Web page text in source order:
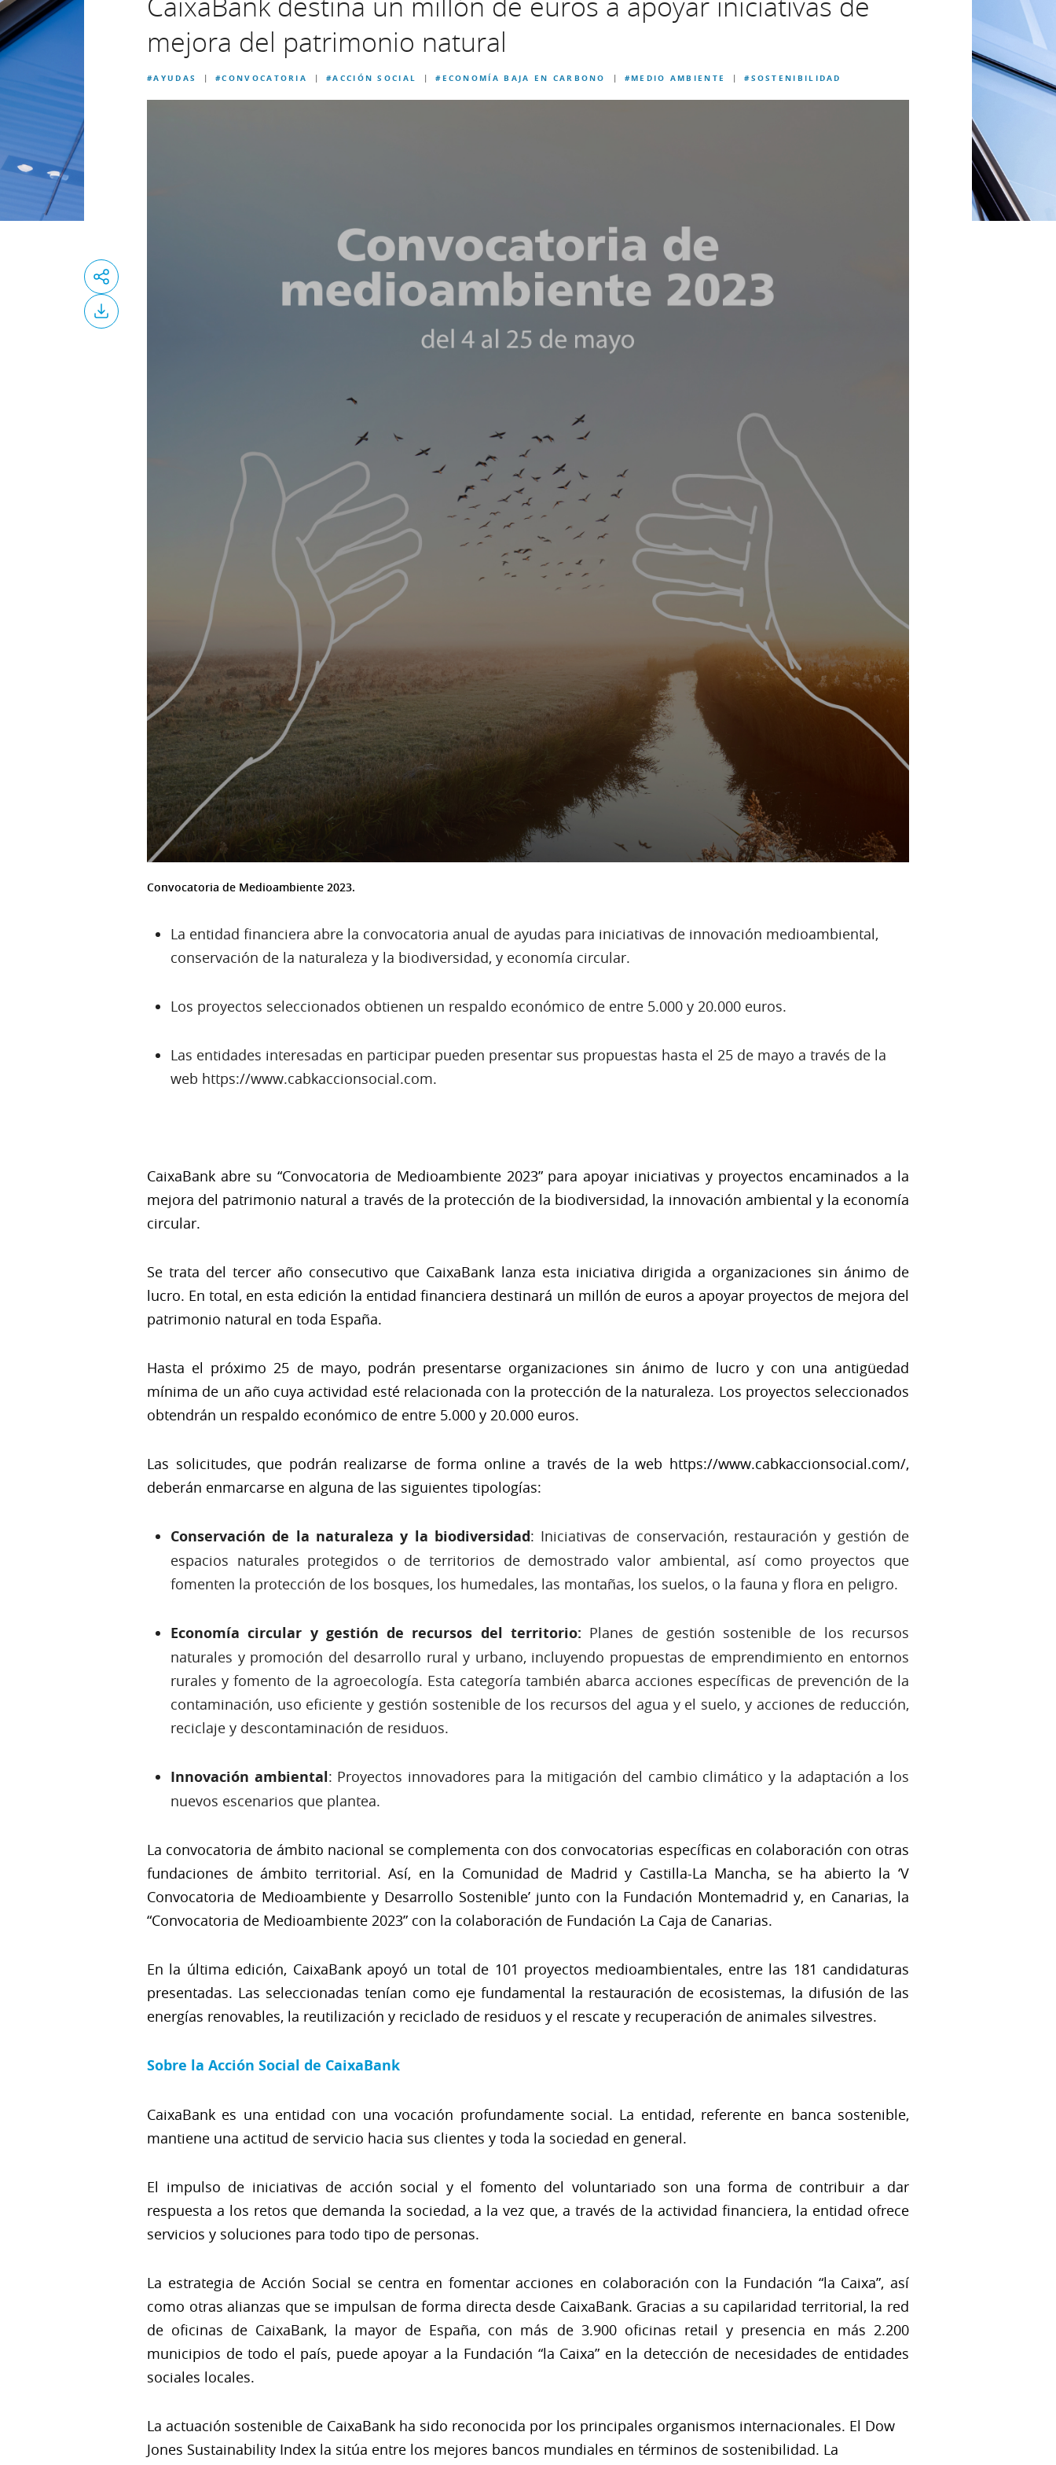
mejora del patrimonio natural
#AYUDAS |#CONVOCATORIA |#ACCIÓN SOCIAL |#ECONOMÍA BAJA EN CARBONO #MEDIO AMBIENTE |#SOSTENIBILIDAD
Convocatoria de Medioambiente 2023.
La entidad financiera abre la convocatoria anual de ayudas para iniciativas de innovación medioambiental,
conservación de la naturaleza y la biodiversidad, y economía circular.
Los proyectos seleccionados obtienen un respaldo económico de entre 5.000 y 20.000 euros.
Las entidades interesadas en participar pueden presentar sus propuestas hasta el 25 de mayo a través de la
web https://www.cabkaccionsocial.com.
CaixaBank abre su “Convocatoria de Medioambiente 2023” para apoyar iniciativas y proyectos encaminados a la
mejora del patrimonio natural a través de la protección de la biodiversidad, la innovación ambiental y la economía
circular.
Se trata del tercer año consecutivo que CaixaBank lanza esta iniciativa dirigida a organizaciones sin ánimo de
lucro. En total, en esta edición la entidad financiera destinará un millón de euros a apoyar proyectos de mejora del
patrimonio natural en toda España.
Hasta el próximo 25 de mayo, podrán presentarse organizaciones sin ánimo de lucro y con una antigüedad
mínima de un año cuya actividad esté relacionada con la protección de la naturaleza. Los proyectos seleccionados
obtendrán un respaldo económico de entre 5.000 y 20.000 euros.
Las solicitudes, que podrán realizarse de forma online a través de la web https://www.cabkaccionsocial.com/,
deberán enmarcarse en alguna de las siguientes tipologías:
Conservación de la naturaleza y la biodiversidad: Iniciativas de conservación, restauración y gestión de
espacios naturales protegidos o de territorios de demostrado valor ambiental, así como proyectos que
fomenten la protección de los bosques, los humedales, las montañas, los suelos, o la fauna y flora en peligro.
Economía circular y gestión de recursos del territorio: Planes de gestión sostenible de los recursos
naturales y promoción del desarrollo rural y urbano, incluyendo propuestas de emprendimiento en entornos
rurales y fomento de la agroecología. Esta categoría también abarca acciones específicas de prevención de la
contaminación, uso eficiente y gestión sostenible de los recursos del agua y el suelo, y acciones de reducción,
reciclaje y descontaminación de residuos.
Innovación ambiental: Proyectos innovadores para la mitigación del cambio climático y la adaptación a los
nuevos escenarios que plantea.
La convocatoria de ámbito nacional se complementa con dos convocatorias específicas en colaboración con otras
fundaciones de ámbito territorial. Así, en la Comunidad de Madrid y Castilla-La Mancha, se ha abierto la ‘V
Convocatoria de Medioambiente y Desarrollo Sostenible’ junto con la Fundación Montemadrid y, en Canarias, la
“Convocatoria de Medioambiente 2023” con la colaboración de Fundación La Caja de Canarias.
En la última edición, CaixaBank apoyó un total de 101 proyectos medioambientales, entre las 181 candidaturas
presentadas. Las seleccionadas tenían como eje fundamental la restauración de ecosistemas, la difusión de las
energías renovables, la reutilización y reciclado de residuos y el rescate y recuperación de animales silvestres.
Sobre la Acción Social de CaixaBank
CaixaBank es una entidad con una vocación profundamente social. La entidad, referente en banca sostenible,
mantiene una actitud de servicio hacia sus clientes y toda la sociedad en general.
El impulso de iniciativas de acción social y el fomento del voluntariado son una forma de contribuir a dar
respuesta a los retos que demanda la sociedad, a la vez que, a través de la actividad financiera, la entidad ofrece
servicios y soluciones para todo tipo de personas.
La estrategia de Acción Social se centra en fomentar acciones en colaboración con la Fundación “la Caixa”, así
como otras alianzas que se impulsan de forma directa desde CaixaBank. Gracias a su capilaridad territorial, la red
de oficinas de CaixaBank, la mayor de España, con más de 3.900 oficinas retail y presencia en más 2.200
municipios de todo el país, puede apoyar a la Fundación “la Caixa” en la detección de necesidades de entidades
sociales locales.
La actuación sostenible de CaixaBank ha sido reconocida por los principales organismos internacionales. El Dow
Jones Sustainability Index la sitúa entre los mejores bancos mundiales en términos de sostenibilidad. La